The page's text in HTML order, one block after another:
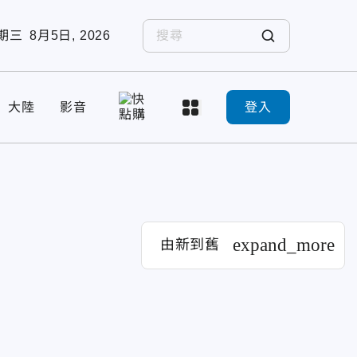
三 8月5日, 2026
大陸 影音 登入
由新到舊 expand_more